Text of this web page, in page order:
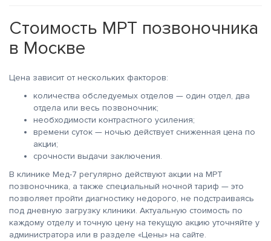
Стоимость МРТ позвоночника
в Москве
Цена зависит от нескольких факторов:
количества обследуемых отделов — один отдел, два
отдела или весь позвоночник;
необходимости контрастного усиления;
времени суток — ночью действует сниженная цена по
акции;
срочности выдачи заключения.
В клинике Мед-7 регулярно действуют акции на МРТ
позвоночника, а также специальный ночной тариф — это
позволяет пройти диагностику недорого, не подстраиваясь
под дневную загрузку клиники. Актуальную стоимость по
каждому отделу и точную цену на текущую акцию уточняйте у
администратора или в разделе «Цены» на сайте.